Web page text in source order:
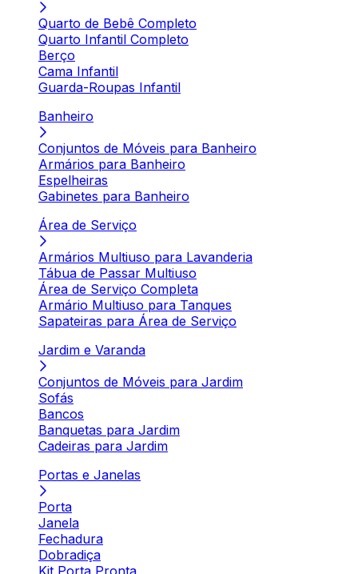
Quarto de Bebê Completo
Quarto Infantil Completo
Berço
Cama Infantil
Guarda-Roupas Infantil
Banheiro
Conjuntos de Móveis para Banheiro
Armários para Banheiro
Espelheiras
Gabinetes para Banheiro
Área de Serviço
Armários Multiuso para Lavanderia
Tábua de Passar Multiuso
Área de Serviço Completa
Armário Multiuso para Tanques
Sapateiras para Área de Serviço
Jardim e Varanda
Conjuntos de Móveis para Jardim
Sofás
Bancos
Banquetas para Jardim
Cadeiras para Jardim
Portas e Janelas
Porta
Janela
Fechadura
Dobradiça
Kit Porta Pronta